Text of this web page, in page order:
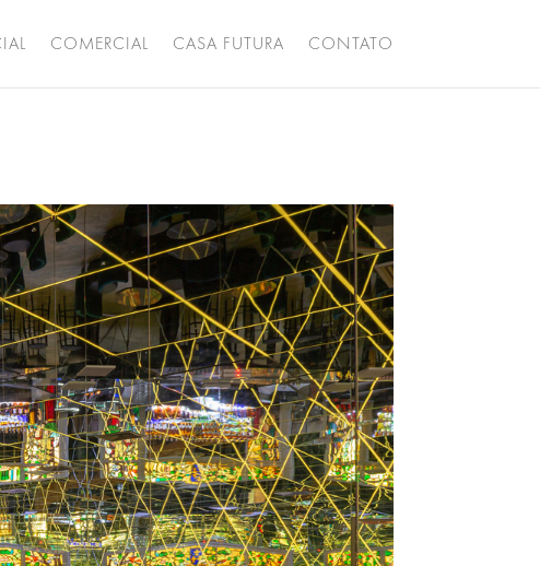
COMERCIAL CASA FUTURA CONTATO